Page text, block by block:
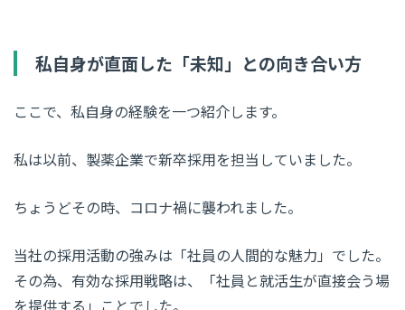
私自身が直面した「未知」との向き合い方
ここで、私自身の経験を一つ紹介します。
私は以前、製薬企業で新卒採用を担当していました。
ちょうどその時、コロナ禍に襲われました。
当社の採用活動の強みは「社員の人間的な魅力」でした。
その為、有効な採用戦略は、「社員と就活生が直接会う場
を提供する」ことでした。